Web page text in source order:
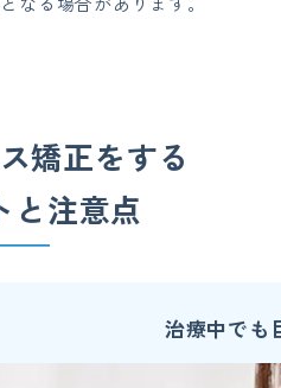
矯正をする
と注意点
治療中でも